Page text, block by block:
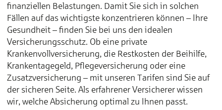
finanziellen Belastungen. Damit Sie sich in solchen
Fällen auf das wichtigste konzentrieren können – Ihre
Gesundheit – finden Sie bei uns den idealen
Versicherungsschutz. Ob eine private
Krankenvollversicherung, die Restkosten der Beihilfe,
Krankentagegeld, Pflegeversicherung oder eine
Zusatzversicherung – mit unseren Tarifen sind Sie auf
der sicheren Seite. Als erfahrener Versicherer wissen
wir, welche Absicherung optimal zu Ihnen passt.